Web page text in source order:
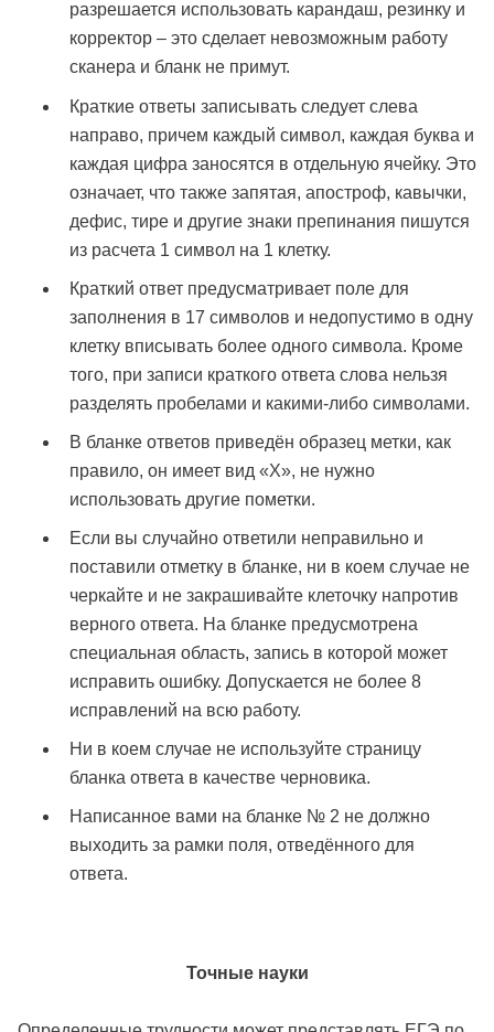
разрешается использовать карандаш, резинку и
корректор – это сделает невозможным работу
сканера и бланк не примут.
Краткие ответы записывать следует слева
направо, причем каждый символ, каждая буква и
каждая цифра заносятся в отдельную ячейку. Это
означает, что также запятая, апостроф, кавычки,
дефис, тире и другие знаки препинания пишутся
из расчета 1 символ на 1 клетку.
Краткий ответ предусматривает поле для
заполнения в 17 символов и недопустимо в одну
клетку вписывать более одного символа. Кроме
того, при записи краткого ответа слова нельзя
разделять пробелами и какими-либо символами.
В бланке ответов приведён образец метки, как
правило, он имеет вид «Х», не нужно
использовать другие пометки.
Если вы случайно ответили неправильно и
поставили отметку в бланке, ни в коем случае не
черкайте и не закрашивайте клеточку напротив
верного ответа. На бланке предусмотрена
специальная область, запись в которой может
исправить ошибку. Допускается не более 8
исправлений на всю работу.
Ни в коем случае не используйте страницу
бланка ответа в качестве черновика.
Написанное вами на бланке № 2 не должно
выходить за рамки поля, отведённого для
ответа.
Точные науки